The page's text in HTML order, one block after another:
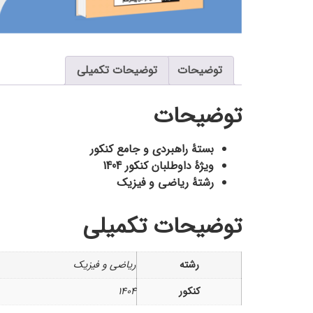
توضیحات توضیحات تکمیلی
توضیحات
بستۀ راهبردی و جامع کنکور
ویژۀ داوطلبان کنکور 1404
رشتۀ ریاضی و فیزیک
توضیحات تکمیلی
رشته
ریاضی و فیزیک
کنکور
1404